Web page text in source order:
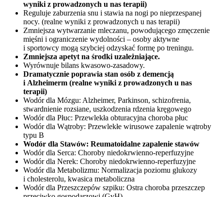
wyniki z prowadzonych u nas terapii)
Reguluje zaburzenia snu i stawia na nogi po nieprzespanej
nocy. (realne wyniki z prowadzonych u nas terapii)
Zmniejsza wytwarzanie mleczanu, powodującego zmęczenie
mięśni i ograniczenie wydolności – osoby aktywne
i sportowcy mogą szybciej odzyskać formę po treningu.
Zmniejsza apetyt na środki uzależniające.
Wyrównuje bilans kwasowo-zasadowy.
Dramatycznie poprawia stan osób z demencją
i Alzheimerm (realne wyniki z prowadzonych u nas
terapii)
Wodór dla Mózgu: Alzheimer, Parkinson, schizofrenia,
stwardnienie rozsiane, uszkodzenia rdzenia kręgowego
Wodór dla Płuc: Przewlekła obturacyjna choroba płuc
Wodór dla Wątroby: Przewlekłe wirusowe zapalenie wątroby
typu B
Wodór dla Stawów: Reumatoidalne zapalenie stawów
Wodór dla Serca: Choroby niedokrwienno-reperfuzyjne
Wodór dla Nerek: Choroby niedokrwienno-reperfuzyjne
Wodór dla Metabolizmu: Normalizacja poziomu glukozy
i cholesterolu, kwasica metaboliczna
Wodór dla Przeszczepów szpiku: Ostra choroba przeszczep